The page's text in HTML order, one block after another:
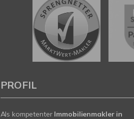
PROFIL
Als kompetenter Immobilienmakler in